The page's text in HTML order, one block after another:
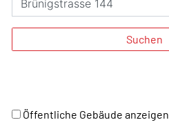
Suchen
Öffentliche Gebäude anzeigen